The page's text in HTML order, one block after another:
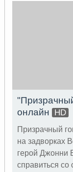
онлайн
HD
Призрачный
на задворках
герой Джонни
справиться со